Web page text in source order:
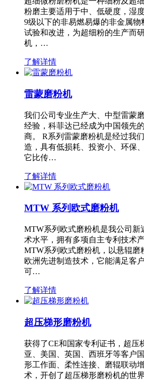
粉磨主要适用于中、低硬度，湿
9级以下的非易燃易爆的非金属物
试验和改进，为超细粉的生产而
机，…
了解详情
雷蒙磨粉机
我们公司专业生产大、中型雷蒙
经验，科菲达已经成为中国领先
商。 R系列雷蒙磨粉机是经过我
造，具有低损耗、投资小、环保
它比传…
了解详情
MTW 系列欧式磨粉机
MTW系列欧式磨粉机是我公司新
术水平，拥有多项自主专利技术
MTW系列欧式磨粉机，以悬辊磨
欧洲先进制造技术，它能满足客
可…
了解详情
超压梯形磨粉机
获得了CE和国家专利证书，超压
亚、美国、英国、西班牙等客户
形工作面、柔性连接、磨辊联动
术，开创了超压梯形磨粉机的世